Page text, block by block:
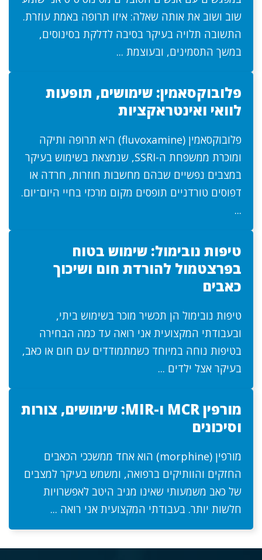
שוב ושוב את אותה שאלה: איזו תרופה באמת עוזרת.
התשובה תלויה בעיקר בסיבה לדלקת בסינוסים,
במשך התסמינים, ובעוצמת ...
פלובוקסאמין: שימושים, תופעות
לוואי ואינטראקציות
פלובוקסאמין (fluvoxamine) היא תרופה ותיקה
ומוכרת ממשפחת ה-SSRI, שנמצאת בשימוש בעיקר
במצבים נפשיים שבהם מחשבות חוזרות, חרדה או
דפוסים טורדניים תופסים מקום מרכזי בחיי היום־יום.
...
טיפות נובימול: שימוש בטוח
בפרצטמול להורדת חום ושיכוך
כאבים
טיפות נובימול הן תכשיר מוכר בשימוש ביתי,
ובעבודתי המקצועית אני רואה עד כמה הבחירה
בטיפות נוחה במיוחד כשמתמודדים עם חום או כאב,
בעיקר אצל ילדים ...
מורפין MCR ו-MIR: שימושים, צורות
וסיכונים
מורפין (morphine) הוא אחד ממשככי הכאבים
החזקים והוותיקים ברפואה, ומשמש בעיקר למצבים
של כאב משמעותי שאינו מגיב היטב לאפשרויות
חלשות יותר. בעבודתי המקצועית אני רואה ...